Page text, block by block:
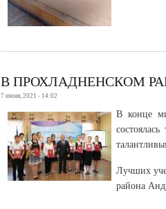
В ПРОХЛАДНЕНСКОМ
7 июня, 2021 - 14:02
В конце
Лучших
района